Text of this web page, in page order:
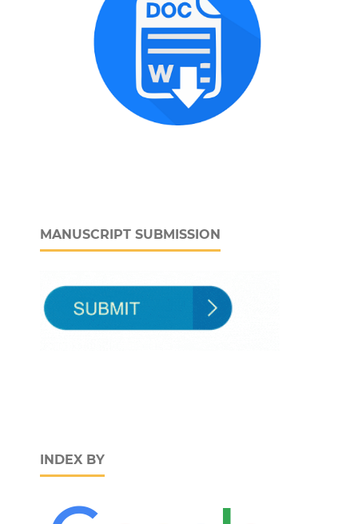
MANUSCRIPT SUBMISSION
INDEX BY